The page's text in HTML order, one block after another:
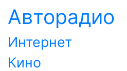
Авторадио
Интернет
Кино